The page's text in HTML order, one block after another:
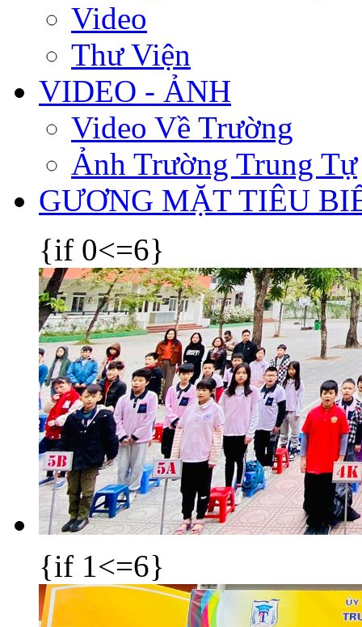
Video
Thư Viện
VIDEO - ẢNH
Video Về Trường
Ảnh Trường Trung Tự
GƯƠNG MẶT TIÊU
{if 0<=6}
{if 1<=6}